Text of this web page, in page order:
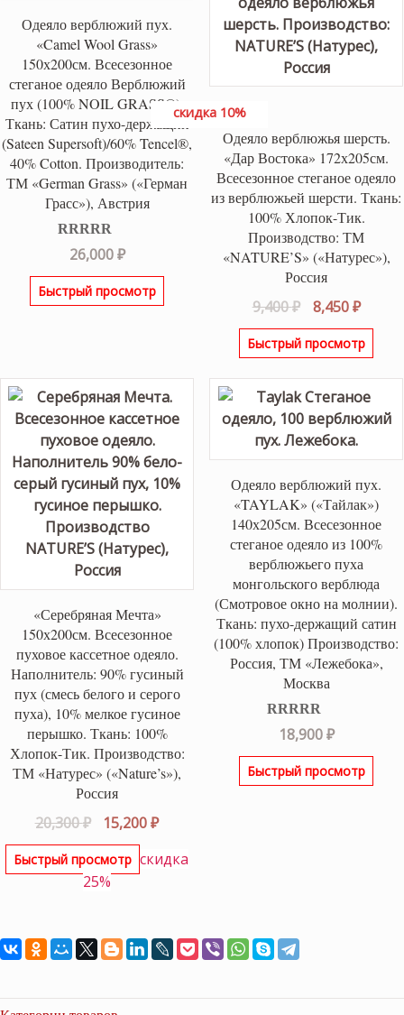
Одеяло верблюжий пух.
«Camel Wool Grass»
150х200см. Всесезонное
стеганое одеяло Верблюжий
пух (100% NOIL GRASS®).
Ткань: Сатин пухо-держащий
(Sateen Supersoft)/60% Tencel®,
40% Cotton. Производитель:
ТМ «German Grass» («Герман
Грасс»), Австрия
Оценка5.00
из 5
26,000₽
Быстрый просмотр
скидка 10%
Одеяло верблюжья шерсть.
«Дар Востока» 172х205см.
Всесезонное стеганое одеяло
из верблюжьей шерсти. Ткань:
100% Хлопок-Тик.
Производство: ТМ
«NATURE’S» («Натурес»),
Россия
9,400₽
цена
составляла
8,450₽
цена:
8,450
Быстрый просмотр
«Серебряная Мечта»
150х200см. Всесезонное
пуховое кассетное одеяло.
Наполнитель: 90% гусиный
пух (смесь белого и серого
пуха), 10% мелкое гусиное
перышко. Ткань: 100%
Хлопок-Тик. Производство:
ТМ «Натурес» («Nature’s»),
Россия
20,300₽
Первоначальная
цена
составляла
20,300 ₽.
15,200₽Текущая
15,200 ₽.
Быстрый просмотр скидка
25%
Одеяло верблюжий пух.
«TAYLAK» («Тайлак»)
140х205см. Всесезонное
стеганое одеяло из 100%
верблюжьего пуха
монгольского верблюда
(Смотровое окно на молнии).
Ткань: пухо-держащий сатин
(100% хлопок) Производство:
Россия, ТМ «Лежебока»,
Москва
Оценка5.00
из 5
18,900₽
Быстрый просмотр